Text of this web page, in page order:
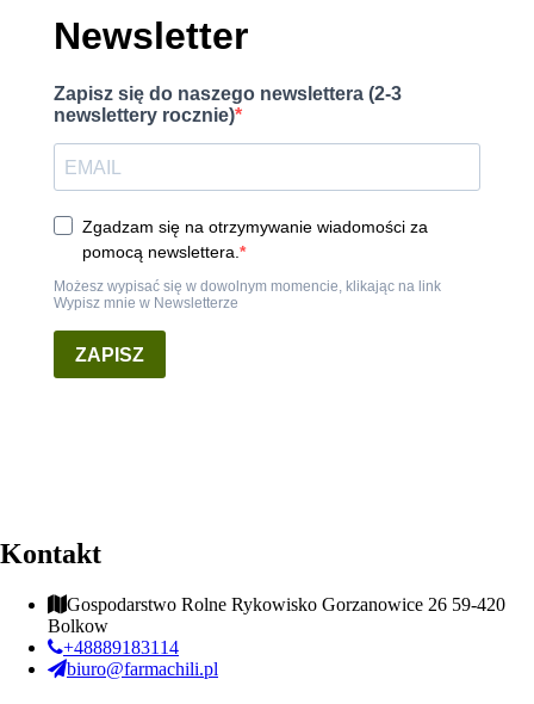
Kontakt
Gospodarstwo Rolne Rykowisko Gorzanowice 26 59-420
Bolkow
+48889183114
biuro@farmachili.pl